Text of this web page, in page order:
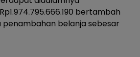
bertambah
penambahan belanja sebesar